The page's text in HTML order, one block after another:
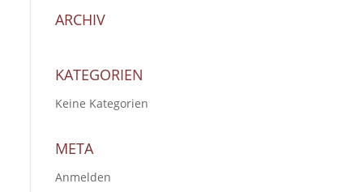
ARCHIV
KATEGORIEN
Keine Kategorien
META
Anmelden